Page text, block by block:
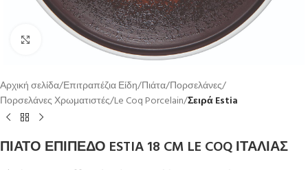
Κλικ για μεγέθυνση
Αρχική σελίδα Επιτραπέζια Είδη Πιάτα Πορσελάνες
Πορσελάνες Χρωματιστές Le Coq Porcelain Σειρά Estia
ΠΙΑΤΟ ΕΠΙΠΕΔΟ ESTIA 18 CM LE COQ ΙΤΑΛΙΑΣ